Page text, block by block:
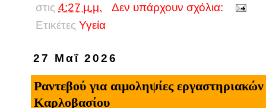
στις 4:27 μ.μ.
Δεν υπάρχουν σχόλια:
Ετικέτες Υγεία
27 Μαΐ 2026
Ραντεβού για αιμοληψίες
Καρλοβασίου